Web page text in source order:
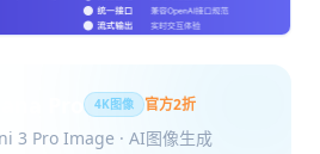
4K图像 官方2折
3 Pro Image · AI图像生成